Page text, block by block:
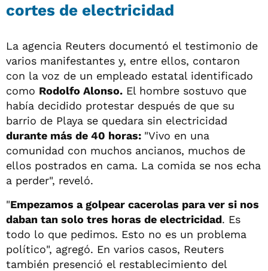
cortes de electricidad
La agencia Reuters documentó el testimonio de
varios manifestantes y, entre ellos, contaron
con la voz de un empleado estatal identificado
como Rodolfo Alonso. El hombre sostuvo que
había decidido protestar después de que su
barrio de Playa se quedara sin electricidad
durante más de 40 horas: "Vivo en una
comunidad con muchos ancianos, muchos de
ellos postrados en cama. La comida se nos echa
a perder", reveló.
"Empezamos a golpear cacerolas para ver si nos
daban tan solo tres horas de electricidad. Es
todo lo que pedimos. Esto no es un problema
político", agregó. En varios casos, Reuters
también presenció el restablecimiento del